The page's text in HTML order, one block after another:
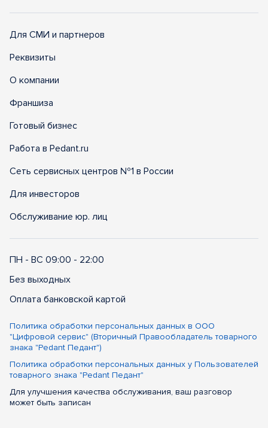
Для СМИ и партнеров
Реквизиты
О компании
Франшиза
Готовый бизнес
Работа в Pedant.ru
Сеть сервисных центров №1 в России
Для инвесторов
Обслуживание юр. лиц
ПН - ВС 09:00 - 22:00
Без выходных
Оплата банковской картой
Политика обработки персональных данных в ООО
"Цифровой сервис" (Вторичный Правообладатель товарного
знака "Pedant Педант")
Политика обработки персональных данных у Пользователей
товарного знака "Pedant Педант"
Для улучшения качества обслуживания, ваш разговор
может быть записан